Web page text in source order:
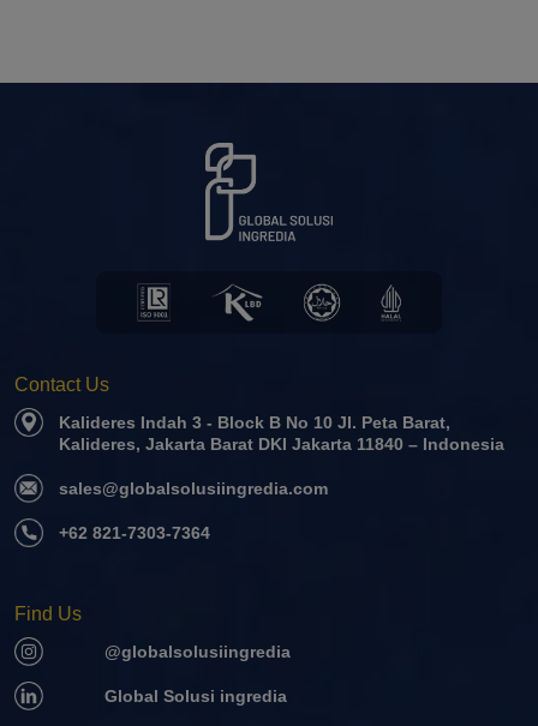
Contact Us
Kalideres Indah 3 - Block B No 10 Jl. Peta Barat,
Kalideres, Jakarta Barat DKI Jakarta 11840 – Indonesia
sales@globalsolusiingredia.com
+62 821-7303-7364
Find Us
@globalsolusiingredia
Global Solusi ingredia